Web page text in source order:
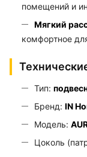
помещений и
Мягкий
комфортное
Тип:
Бренд: IN
Модель:
Цоколь